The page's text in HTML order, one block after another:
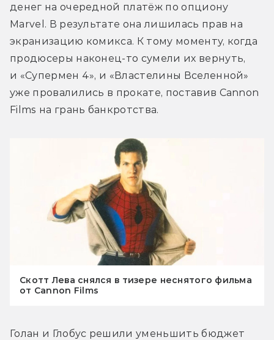
денег на очередной платёж по опциону
Marvel. В результате она лишилась прав на
экранизацию комикса. К тому моменту, когда
продюсеры наконец-то сумели их вернуть,
и «Супермен 4», и «Властелины Вселенной»
уже провалились в прокате, поставив Cannon
Films на грань банкротства.
Скотт Лева снялся в тизере неснятого фильма
от Cannon Films
Голан и Глобус решили уменьшить бюджет